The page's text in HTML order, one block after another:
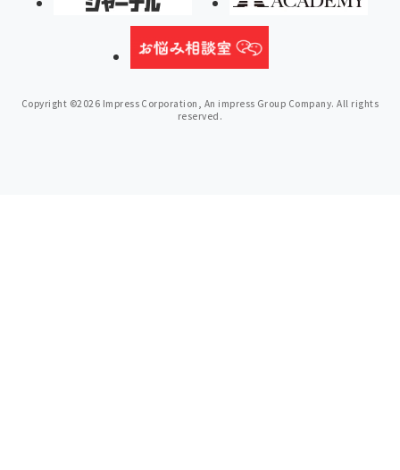
Copyright ©2026 Impress Corporation, An impress Group Company. All rights
reserved.